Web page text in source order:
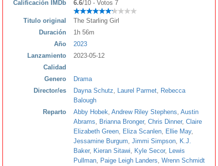
Calificación IMDb 6.6/10 - Votos 7
Titulo original
The Starling Girl
Duración
1h 56m
Año
2023
Lanzamiento
2023-05-12
Calidad
Genero
Drama
Director/es
Dayna Schutz Laurel Parmet
Rebecca
Balough
Reparto
Abby Hobek Andrew Riley Stephens Austin
Abrams
Brianna Bronger, Chris Dinner, Claire
Elizabeth Green
Eliza Scanlen Ellie May,
Jessamine Burgum Jimmi Simpson
K.J.
Baker, Kieran Sitawi Kyle Secor,
Lewis
Pullman
Paige Leigh Landers Wrenn Schmidt